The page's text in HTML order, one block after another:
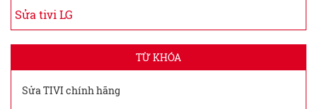
Sửa tivi LG
TỪ KHÓA
Sửa TIVI chính hãng